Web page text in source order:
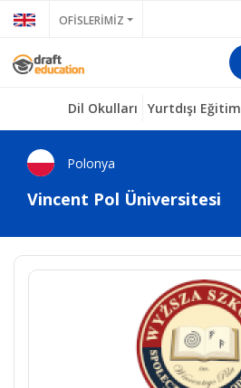
OFİSLERİMİZ
Dil Okulları Yurtdışı Eğitim
Polonya
Vincent Pol Üniversitesi